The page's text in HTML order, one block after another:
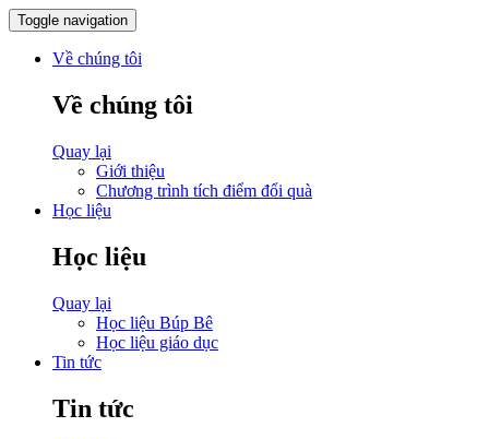
Toggle navigation
Về chúng tôi
Về chúng tôi
Quay lại
Giới thiệu
Chương trình tích điểm đổi quà
Học liệu
Học liệu
Quay lại
Học liệu Búp Bê
Học liệu giáo dục
Tin tức
Tin tức